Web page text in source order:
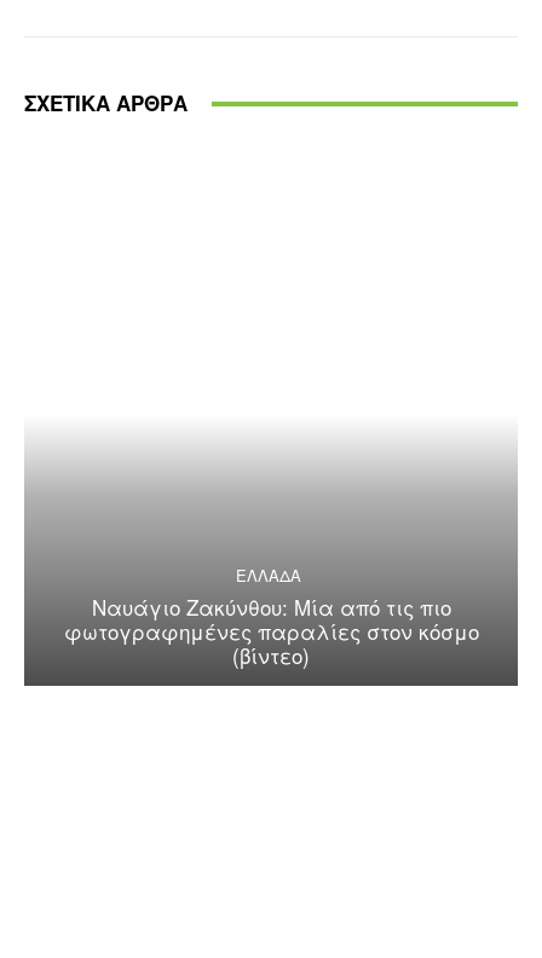
ΣΧΕΤΙΚΑ ΑΡΘΡΑ
ΕΛΛΑΔΑ
Ναυάγιο Ζακύνθου: Μία από τις πιο
φωτογραφημένες παραλίες στον κόσμο
(βίντεο)